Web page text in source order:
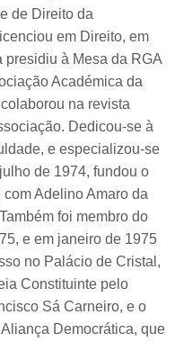
de Direito da
em Direito, em
presidiu à Mesa da RGA
Académica da
na revista
Dedicou-se à
e especializou-se
de 1974, fundou o
Adelino Amaro da
foi membro do
e em janeiro de 1975
no Palácio de Cristal,
Constituinte pelo
Sá Carneiro, e o
Democrática, que